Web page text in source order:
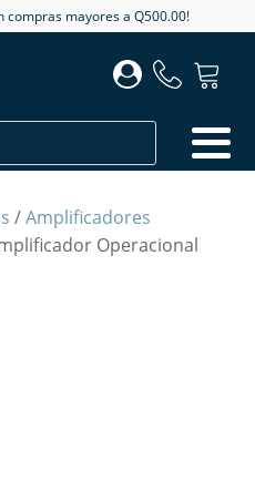
compras mayores a Q500.00!
/Amplificadores
Operacional